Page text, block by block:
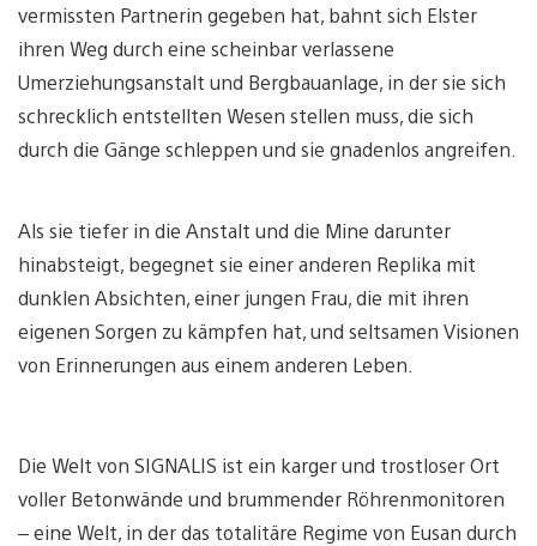
vermissten Partnerin gegeben hat, bahnt sich Elster
ihren Weg durch eine scheinbar verlassene
Umerziehungsanstalt und Bergbauanlage, in der sie sich
schrecklich entstellten Wesen stellen muss, die sich
durch die Gänge schleppen und sie gnadenlos angreifen.
Als sie tiefer in die Anstalt und die Mine darunter
hinabsteigt, begegnet sie einer anderen Replika mit
dunklen Absichten, einer jungen Frau, die mit ihren
eigenen Sorgen zu kämpfen hat, und seltsamen Visionen
von Erinnerungen aus einem anderen Leben.
Die Welt von SIGNALIS ist ein karger und trostloser Ort
voller Betonwände und brummender Röhrenmonitoren
– eine Welt, in der das totalitäre Regime von Eusan durch